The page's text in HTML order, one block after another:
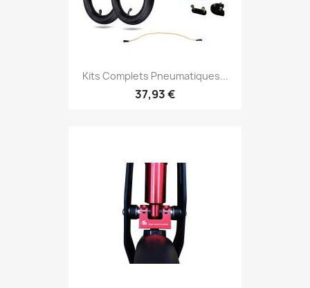
Kits Complets Pneumatiques...
37,93 €